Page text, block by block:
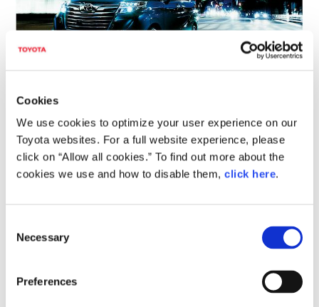
Cookies
We use cookies to optimize your user experience on our
Toyota websites. For a full website experience, please
click on “Allow all cookies.” To find out more about the
cookies we use and how to disable them, click here.
Necessary
Preferences
カスタムG-T
(レーザーブルークリスタルシャイン)
〈オプション装着車〉